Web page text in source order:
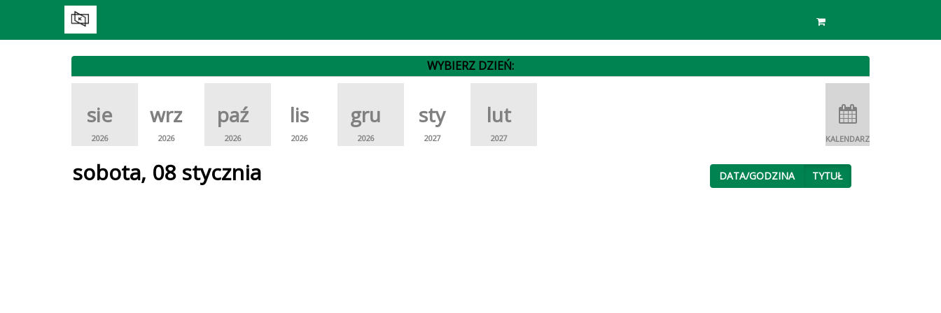
WYBIERZ DZIEŃ:
sie
2026
wrz
2026
paź
2026
lis
2026
gru
2026
sty
2027
lut
2027 KALENDARZ
sobota, 08 stycznia DATA/GODZINA TYTUŁ